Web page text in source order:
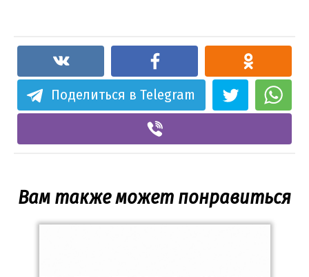
Поделиться в Telegram
Вам также может понравиться